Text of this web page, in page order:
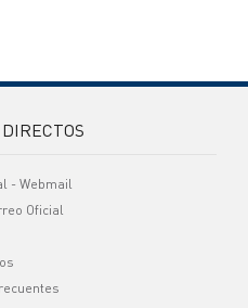
- Webmail
Oficial